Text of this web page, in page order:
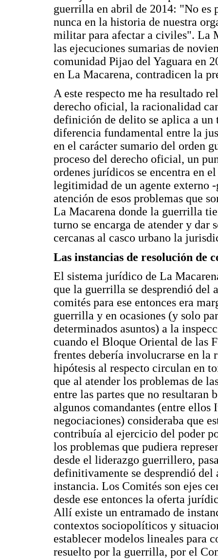
guerrilla en abril de 2014: "No es
nunca en la historia de nuestra
militar para afectar a civiles". La
las ejecuciones sumarias de
comunidad Pijao del Yaguara en
en La Macarena, contradicen la
A este respecto me ha resultado
derecho oficial, la racionalidad
definición de delito se aplica a
diferencia fundamental entre la
en el carácter sumario del orden
proceso del derecho oficial, un
ordenes jurídicos se encentra en
legitimidad de un agente externo
atención de esos problemas que
La Macarena donde la guerrilla
turno se encarga de atender y dar
cercanas al casco urbano la
Las instancias de resolución de
El sistema jurídico de La
que la guerrilla se desprendió del
comités para ese entonces era
guerrilla y en ocasiones (y solo
determinados asuntos) a la
cuando el Bloque Oriental de las
frentes debería involucrarse en
hipótesis al respecto circulan en
que al atender los problemas de
entre las partes que no resultaran
algunos comandantes (entre ellos
negociaciones) consideraba que
contribuía al ejercicio del poder
los problemas que pudiera
desde el liderazgo guerrillero,
definitivamente se desprendió
instancia. Los Comités son ejes
desde ese entonces la oferta
Allí existe un entramado de
contextos sociopolíticos y
establecer modelos lineales para
resuelto por la guerrilla, por el